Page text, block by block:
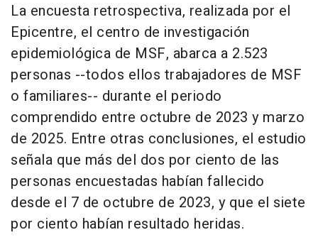
La encuesta retrospectiva, realizada por el
Epicentre, el centro de investigación
epidemiológica de MSF, abarca a 2.523
personas --todos ellos trabajadores de MSF
o familiares-- durante el periodo
comprendido entre octubre de 2023 y marzo
de 2025. Entre otras conclusiones, el estudio
señala que más del dos por ciento de las
personas encuestadas habían fallecido
desde el 7 de octubre de 2023, y que el siete
por ciento habían resultado heridas.